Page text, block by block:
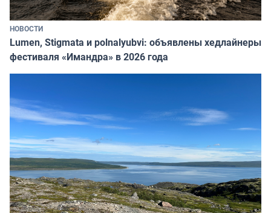
НОВОСТИ
Lumen, Stigmata и polnalyubvi: объявлены хедлайнеры
фестиваля «Имандра» в 2026 года